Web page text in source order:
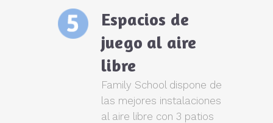
Espacios de
juego al aire
libre
Family School dispone de
las mejores instalaciones
al aire libre con 3 patios